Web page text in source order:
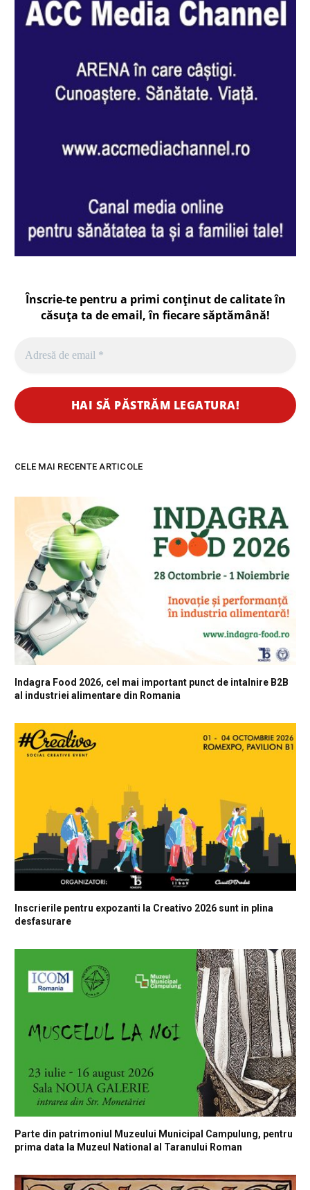
Înscrie-te pentru a primi conținut de calitate în
căsuța ta de email, în fiecaresăptămână!
CELE MAI RECENTE ARTICOLE
Indagra Food 2026, cel mai important punct de intalnire B2B
al industriei alimentare din Romania
Inscrierile pentru expozanti la Creativo 2026 sunt in plina
desfasurare
Parte din patrimoniul Muzeului Municipal Campulung, pentru
prima data la Muzeul National al Taranului Roman